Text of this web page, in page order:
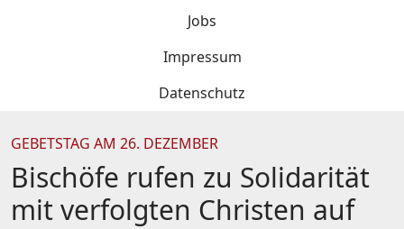
Jobs
Impressum
Datenschutz
GEBETSTAG AM 26. DEZEMBER
Bischöfe rufen zu Solidarität
mit verfolgten Christen auf